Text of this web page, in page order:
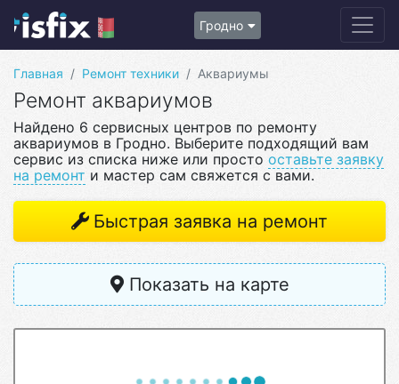
Гродно
Главная Ремонт техники Аквариумы
Ремонт аквариумов
Найдено 6 сервисных центров по ремонту
аквариумов в Гродно. Выберите подходящий вам
сервис из списка ниже или просто оставьте заявку
на ремонт и мастер сам свяжется с вами.
Быстрая заявка на ремонт
Показать на карте